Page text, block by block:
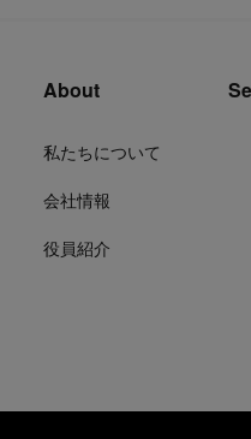
About
私たちについて
会社情報
役員紹介